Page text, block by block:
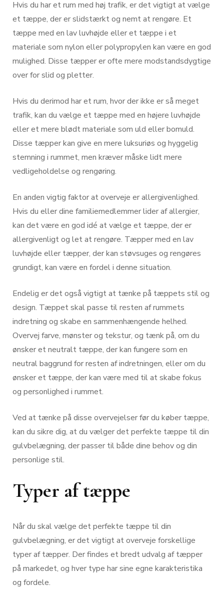
Hvis du har et rum med høj trafik, er det vigtigt at vælge
et tæppe, der er slidstærkt og nemt at rengøre. Et
tæppe med en lav luvhøjde eller et tæppe i et
materiale som nylon eller polypropylen kan være en god
mulighed. Disse tæpper er ofte mere modstandsdygtige
over for slid og pletter.
Hvis du derimod har et rum, hvor der ikke er så meget
trafik, kan du vælge et tæppe med en højere luvhøjde
eller et mere blødt materiale som uld eller bomuld.
Disse tæpper kan give en mere luksuriøs og hyggelig
stemning i rummet, men kræver måske lidt mere
vedligeholdelse og rengøring.
En anden vigtig faktor at overveje er allergivenlighed.
Hvis du eller dine familiemedlemmer lider af allergier,
kan det være en god idé at vælge et tæppe, der er
allergivenligt og let at rengøre. Tæpper med en lav
luvhøjde eller tæpper, der kan støvsuges og rengøres
grundigt, kan være en fordel i denne situation.
Endelig er det også vigtigt at tænke på tæppets stil og
design. Tæppet skal passe til resten af rummets
indretning og skabe en sammenhængende helhed.
Overvej farve, mønster og tekstur, og tænk på, om du
ønsker et neutralt tæppe, der kan fungere som en
neutral baggrund for resten af indretningen, eller om du
ønsker et tæppe, der kan være med til at skabe fokus
og personlighed i rummet.
Ved at tænke på disse overvejelser før du køber tæppe,
kan du sikre dig, at du vælger det perfekte tæppe til din
gulvbelægning, der passer til både dine behov og din
personlige stil.
Typer af tæppe
Når du skal vælge det perfekte tæppe til din
gulvbelægning, er det vigtigt at overveje forskellige
typer af tæpper. Der findes et bredt udvalg af tæpper
på markedet, og hver type har sine egne karakteristika
og fordele.